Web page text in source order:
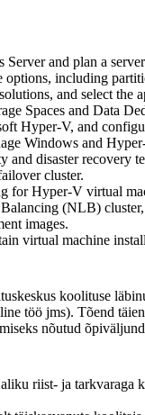
and plan a
options, including
and select the
Spaces and Data
Hyper-V, and
Windows and
and disaster recovery
cluster.
for Hyper-V virtual
(NLB)
images.
virtual machine
koolituse
töö jms). Tõend
nõutud
riist- ja tarkvaraga